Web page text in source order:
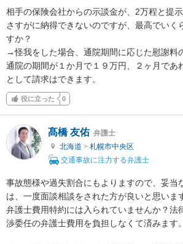
相手の保険会社からの示談金が、2万程と提示
さすがに納得できないのですが、最高でいく
すか？
→怪我をした場合、通院期間に応じた慰謝料
通院の期間が１か月で１９万円、２ヶ月であ
として請求はできます。
役に立った 0
髙橋 友佑 弁護士
北海道 > 札幌市中央区
交通事故に注力する弁護士
事故態様や過失割合にもよりますので、妥当
は、一度面談相談をされた方が良いと思いま
弁護士費用特約には入られていませんか？法
渉委任の弁護士費用を負担しなくて済みます。